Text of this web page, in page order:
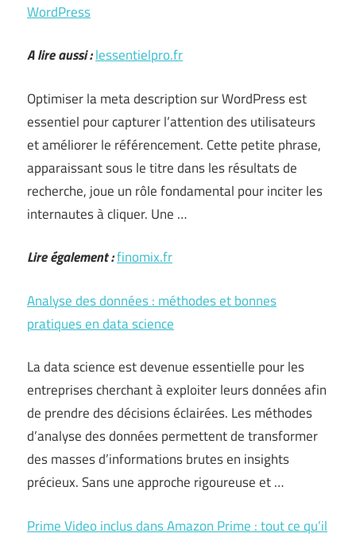
WordPress
A lire aussi :lessentielpro.fr
Optimiser la meta description sur WordPress est
essentiel pour capturer l’attention des utilisateurs
et améliorer le référencement. Cette petite phrase,
apparaissant sous le titre dans les résultats de
recherche, joue un rôle fondamental pour inciter les
internautes à cliquer. Une …
Lire également :finomix.fr
Analyse des données : méthodes et bonnes
pratiques en data science
La data science est devenue essentielle pour les
entreprises cherchant à exploiter leurs données afin
de prendre des décisions éclairées. Les méthodes
d’analyse des données permettent de transformer
des masses d’informations brutes en insights
précieux. Sans une approche rigoureuse et …
Prime Video inclus dans Amazon Prime : tout ce qu’il